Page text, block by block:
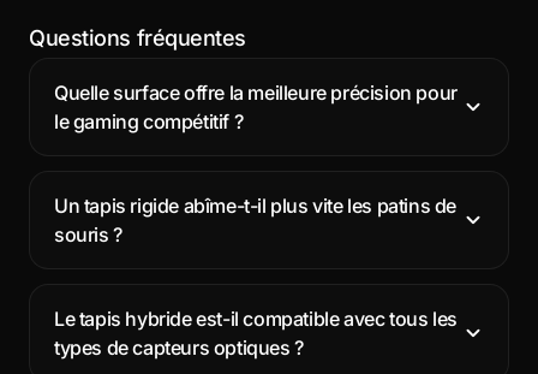
Questions fréquentes
Quelle surface offre la meilleure précision pour
le gaming compétitif ?
Un tapis rigide abîme-t-il plus vite les patins de
souris ?
Le tapis hybride est-il compatible avec tous les
types de capteurs optiques ?